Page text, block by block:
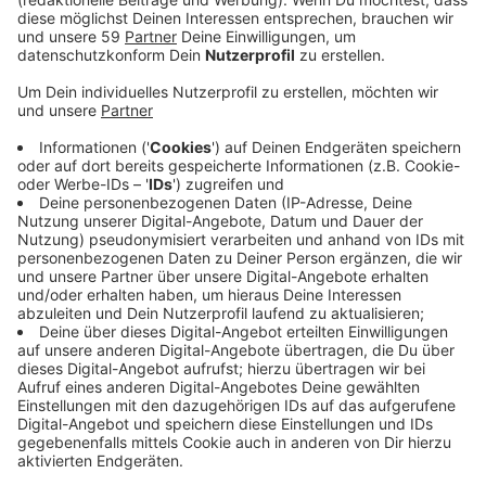
Veröffentlicht:Freitag, 24.07.2020 07:17
Anzeige
NE-WS 89.4-Reporter Jens Rustemeier war zu Besuch
in der tierlieben Kita und hat sich die Aufgaben eines
Kita-Hundes ganz genau angeguckt...
Anzeige